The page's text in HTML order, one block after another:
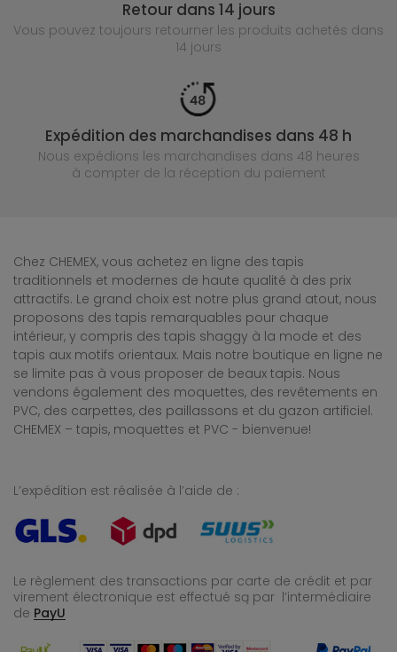
Retour dans 14 jours
Vous pouvez toujours retourner les produits achetés dans
14 jours
Expédition des marchandises dans 48 h
Nous expédions les marchandises dans 48 heures
à compter de la réception du paiement
Chez CHEMEX, vous achetez en ligne des tapis
traditionnels et modernes de haute qualité à des prix
attractifs. Le grand choix est notre plus grand atout, nous
proposons des tapis remarquables pour chaque
intérieur, y compris des tapis shaggy à la mode et des
tapis aux motifs orientaux. Mais notre boutique en ligne ne
se limite pas à vous proposer de beaux tapis. Nous
vendons également des moquettes, des revêtements en
PVC, des carpettes, des paillassons et du gazon artificiel.
CHEMEX – tapis, moquettes et PVC - bienvenue!
L’expédition est réalisée à l’aide de :
Le règlement des transactions par carte de crédit et par
virement électronique est effectué są par l’intermédiaire
de PayU